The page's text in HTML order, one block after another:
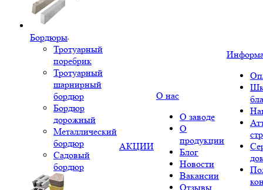
Бордюры
Тротуарный
поребрик
Тротуарный
шарнирный
бордюр
Бордюр
дорожный
Металлический
бордюр
Садовый
бордюр
АКЦИИ
О нас
О заводе
О
продукции
Блог
Новости
Вакансии
Отзывы